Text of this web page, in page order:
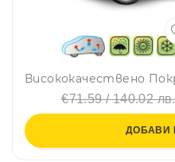
€71.59 / 140.02 лв.
ДОБАВИ